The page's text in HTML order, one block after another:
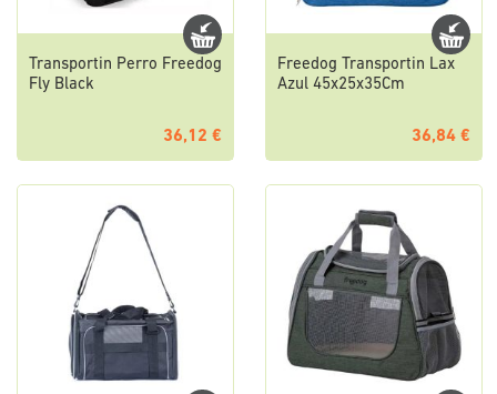
Transportin Perro Freedog
Fly Black
36,12 €
Freedog Transportin Lax
Azul 45x25x35Cm
36,84 €